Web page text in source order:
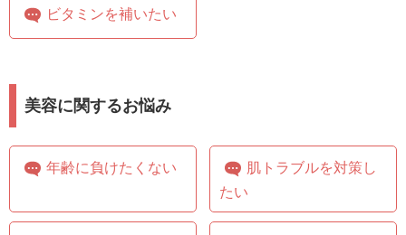
ビタミンを補いたい
美容に関するお悩み
年齢に負けたくない
肌トラブルを対策し
たい